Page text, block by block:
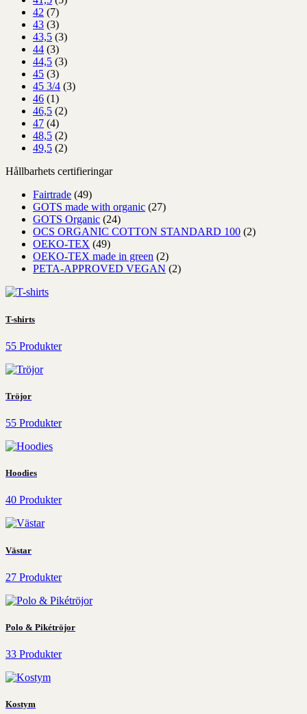
42 (7)
43 (3)
43,5 (3)
44 (3)
44,5 (3)
45 (3)
45 3/4 (3)
46 (1)
46,5 (2)
47 (4)
48,5 (2)
49,5 (2)
Hållbarhets certifieringar
Fairtrade (49)
GOTS made with organic (27)
GOTS Organic (24)
OCS ORGANIC COTTON STANDARD 100 (2)
OEKO-TEX (49)
OEKO-TEX made in green (2)
PETA-APPROVED VEGAN (2)
T-shirts
55 Produkter
Tröjor
55 Produkter
Hoodies
40 Produkter
Västar
27 Produkter
Polo & Pikétröjor
33 Produkter
Kostym